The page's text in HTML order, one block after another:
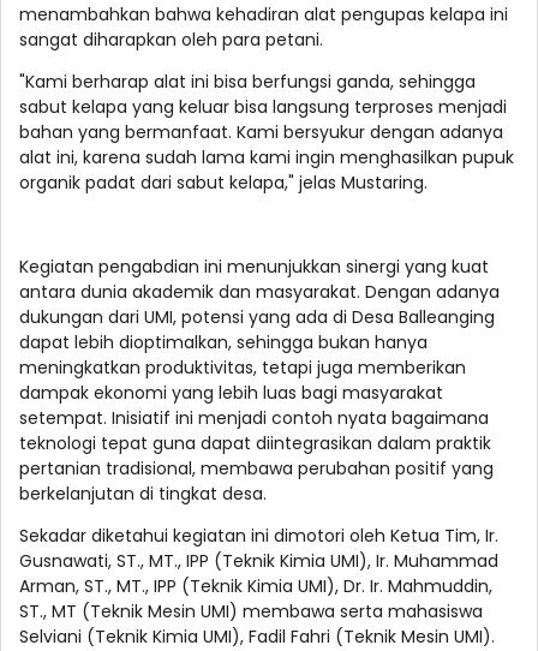
menambahkan bahwa kehadiran alat pengupas kelapa ini
sangat diharapkan oleh para petani.
"Kami berharap alat ini bisa berfungsi ganda, sehingga
sabut kelapa yang keluar bisa langsung terproses menjadi
bahan yang bermanfaat. Kami bersyukur dengan adanya
alat ini, karena sudah lama kami ingin menghasilkan pupuk
organik padat dari sabut kelapa," jelas Mustaring.
Kegiatan pengabdian ini menunjukkan sinergi yang kuat
antara dunia akademik dan masyarakat. Dengan adanya
dukungan dari UMI, potensi yang ada di Desa Balleanging
dapat lebih dioptimalkan, sehingga bukan hanya
meningkatkan produktivitas, tetapi juga memberikan
dampak ekonomi yang lebih luas bagi masyarakat
setempat. Inisiatif ini menjadi contoh nyata bagaimana
teknologi tepat guna dapat diintegrasikan dalam praktik
pertanian tradisional, membawa perubahan positif yang
berkelanjutan di tingkat desa.
Sekadar diketahui kegiatan ini dimotori oleh Ketua Tim, Ir.
Gusnawati, ST., MT., IPP (Teknik Kimia UMI), Ir. Muhammad
Arman, ST., MT., IPP (Teknik Kimia UMI), Dr. Ir. Mahmuddin,
ST., MT (Teknik Mesin UMI) membawa serta mahasiswa
Selviani (Teknik Kimia UMI), Fadil Fahri (Teknik Mesin UMI).